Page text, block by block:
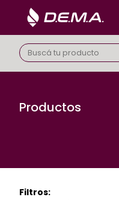
Productos
Filtros: